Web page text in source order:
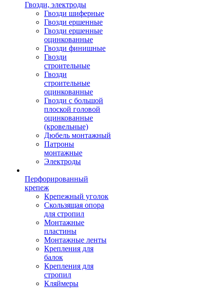
Гвозди, электроды
Гвозди шиферные
Гвозди ершенные
Гвозди ершенные
оцинкованные
Гвозди финишные
Гвозди
строительные
Гвозди
строительные
оцинкованные
Гвозди с большой
плоской головой
оцинкованные
(кровельные)
Дюбель монтажный
Патроны
монтажные
Электроды
Перфорированный
крепеж
Крепежный уголок
Скользящая опора
для стропил
Монтажные
пластины
Монтажные ленты
Крепления для
балок
Крепления для
стропил
Кляймеры